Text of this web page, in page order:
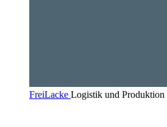
FreiLacke Logistik und Produktion